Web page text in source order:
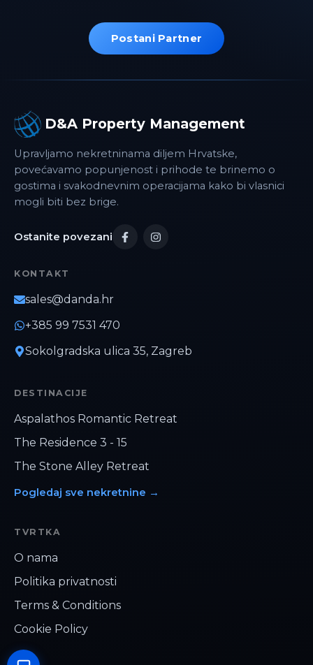
Postani Partner
D&A Property Management
Upravljamo nekretninama diljem Hrvatske,
povećavamo popunjenost i prihode te brinemo o
gostima i svakodnevnim operacijama kako bi vlasnici
mogli biti bez brige.
Ostanite povezani
KONTAKT
sales@danda.hr
+385 99 7531 470
Sokolgradska ulica 35, Zagreb
DESTINACIJE
Aspalathos Romantic Retreat
The Residence 3 - 15
The Stone Alley Retreat
Pogledaj sve nekretnine →
TVRTKA
O nama
Politika privatnosti
Terms & Conditions
Cookie Policy
WhatsApp